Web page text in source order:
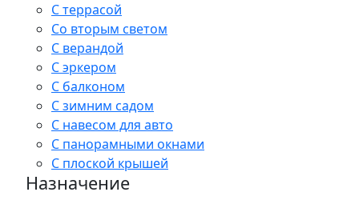
С террасой
Со вторым светом
С верандой
С эркером
С балконом
С зимним садом
С навесом для авто
С панорамными окнами
С плоской крышей
Назначение